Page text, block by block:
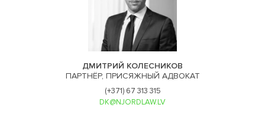
ДМИТРИЙ КОЛЕСНИКОВ
ПАРТНЁР, ПРИСЯЖНЫЙ АДВОКАТ
(+371) 67 313 315
DK@NJORDLAW.LV